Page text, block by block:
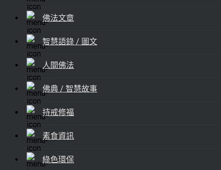
佛法文章
智慧語錄 / 圖文
人間佛法
佛典 / 智慧故事
持戒修福
素食資訊
綠色環保